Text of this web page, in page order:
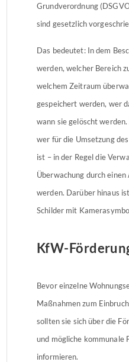
Grundverordnung
sind gesetzlich
Das bedeutet: In dem
werden, welcher Bereich
welchem Zeitraum
gespeichert werden, wer
wann sie gelöscht
wer für die Umsetzung
ist – in der Regel die
Überwachung durch
werden. Darüber hinaus
Schilder mit
KfW-
Bevor einzelne
Maßnahmen zum
sollten sie sich über die
und mögliche kommunale
informieren.